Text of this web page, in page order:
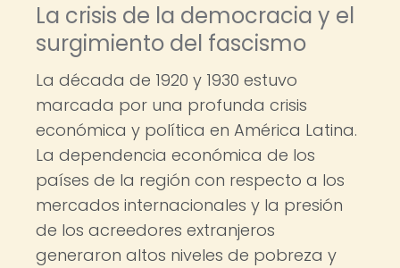
La crisis de la democracia y el
surgimiento del fascismo
La década de 1920 y 1930 estuvo
marcada por una profunda crisis
económica y política en América Latina.
La dependencia económica de los
países de la región con respecto a los
mercados internacionales y la presión
de los acreedores extranjeros
generaron altos niveles de pobreza y